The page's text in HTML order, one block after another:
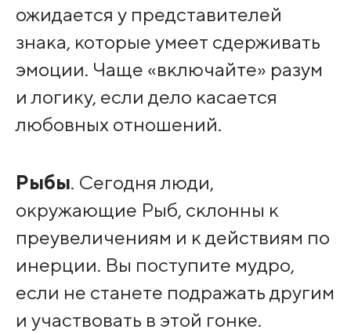
ожидается у представителей
знака, которые умеет сдерживать
эмоции. Чаще «включайте» разум
и логику, если дело касается
любовных отношений.
Рыбы. Сегодня люди,
окружающие Рыб, склонны к
преувеличениям и к действиям по
инерции. Вы поступите мудро,
если не станете подражать другим
и участвовать в этой гонке.